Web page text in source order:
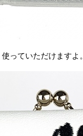
っていただけますよ。